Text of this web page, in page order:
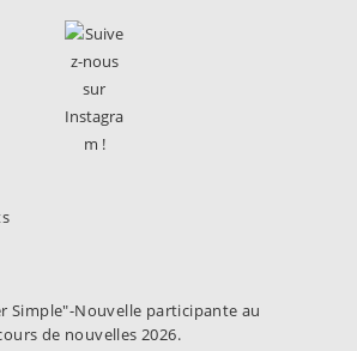
Simple"-Nouvelle participante au
de nouvelles 2026.